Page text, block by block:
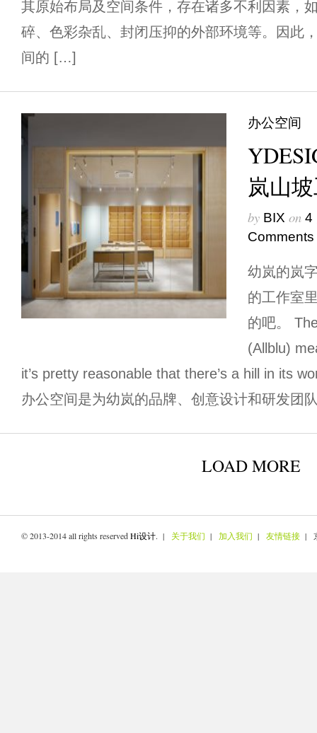
其原始布局及空间条件，存在诸多不利因素，
碎、色彩杂乱、封闭压抑的外部环境等。因此
间的 […]
办公空间
岚山
by BIX on 4
Comments
幼岚的岚
的工作室
的吧。
(Allblu)
it’s pretty reasonable that there’s a hill in its
办公空间是为幼岚的品牌、创意设计和研发团
LOAD MORE
© 2013-2014 all rights reservedHi设计. | 关于我们 | 加入我们 | 友情链接 |